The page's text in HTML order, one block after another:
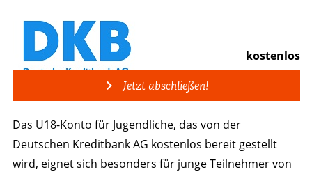
kostenlos
Jetzt abschließen!
Das U18-Konto für Jugendliche, das von der
Deutschen Kreditbank AG kostenlos bereit gestellt
wird, eignet sich besonders für junge Teilnehmer von